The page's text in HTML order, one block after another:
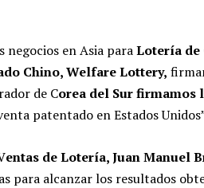
negocios en Asia paraLotería de
Chino, Welfare Lottery,
de Corea del Sur firmamos
patentado en Estados
entas de Lotería, Juan Manuel
para alcanzar los resultados